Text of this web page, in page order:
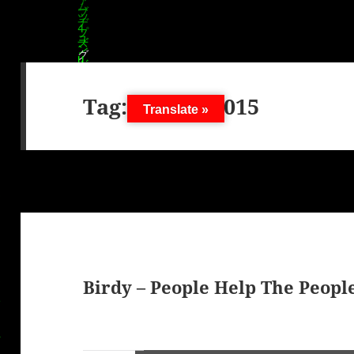
Tag: 23. Juli 2015
Birdy – People Help The
Translate »